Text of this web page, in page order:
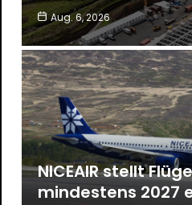
Aug. 6, 2026
NICEAIR stellt
mindestens 2027